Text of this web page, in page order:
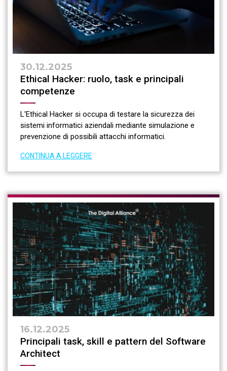
30.12.2025
Ethical Hacker: ruolo, task e principali
competenze
L'Ethical Hacker si occupa di testare la sicurezza dei
sistemi informatici aziendali mediante simulazione e
prevenzione di possibili attacchi informatici.
CONTINUA A LEGGERE
16.12.2025
Principali task, skill e pattern del Software
Architect